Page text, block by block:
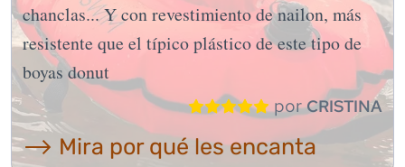
chanclas... Y con revestimiento de nailon, más
resistente que el típico plástico de este tipo de
boyas donut
porCRISTINA
⟶ Mira por qué les encanta